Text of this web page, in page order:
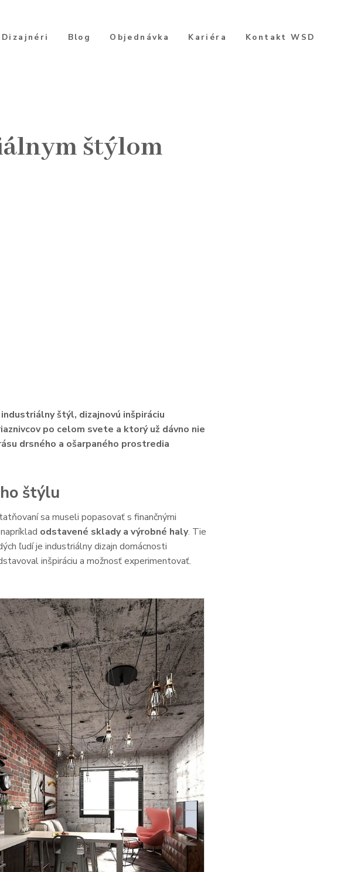
Dizajnéri Blog Objednávka Kariéra Kontakt WSD
štýlom
štýl, dizajnovú inšpiráciu
po celom svete a ktorý už dávno nie
drsného a ošarpaného prostredia
štýlu
sa museli popasovať s finančnými
odstavené sklady a výrobné haly. Tie
ľudí je industriálny dizajn domácnosti
inšpiráciu a možnosť experimentovať.